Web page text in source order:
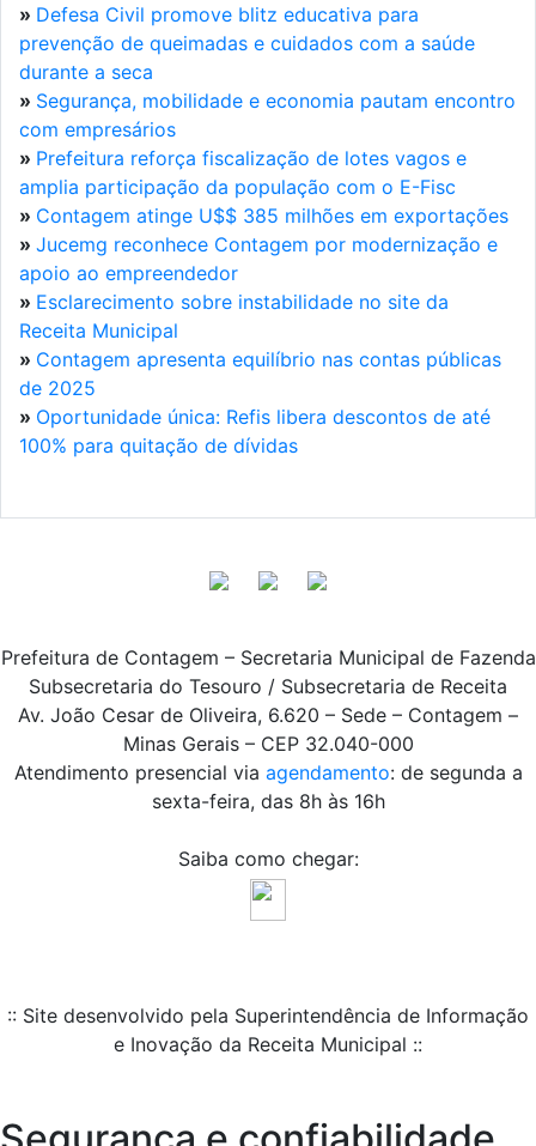
» Defesa Civil promove blitz educativa para
prevenção de queimadas e cuidados com a saúde
durante a seca
» Segurança, mobilidade e economia pautam encontro
com empresários
» Prefeitura reforça fiscalização de lotes vagos e
amplia participação da população com o E-Fisc
» Contagem atinge U$$ 385 milhões em exportações
» Jucemg reconhece Contagem por modernização e
apoio ao empreendedor
» Esclarecimento sobre instabilidade no site da
Receita Municipal
» Contagem apresenta equilíbrio nas contas públicas
de 2025
» Oportunidade única: Refis libera descontos de até
100% para quitação de dívidas
Prefeitura de Contagem – Secretaria Municipal de Fazenda
Subsecretaria do Tesouro / Subsecretaria de Receita
Av. João Cesar de Oliveira, 6.620 – Sede – Contagem –
Minas Gerais – CEP 32.040-000
Atendimento presencial via agendamento: de segunda a
sexta-feira, das 8h às 16h
Saiba como chegar:
:: Site desenvolvido pela Superintendência de Informação
e Inovação da Receita Municipal ::